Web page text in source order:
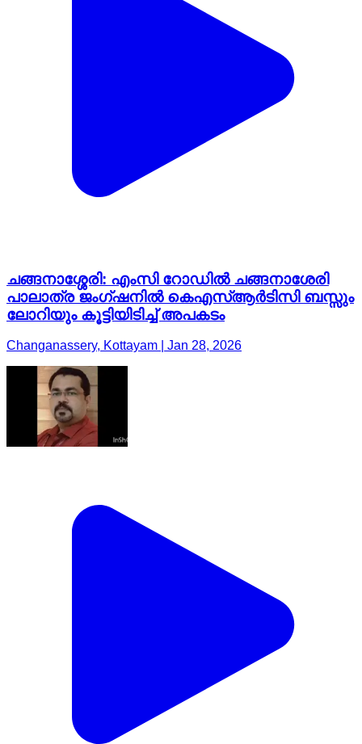
ചങ്ങനാശ്ശേരി: എംസി റോഡിൽ ചങ്ങനാശേരി
പാലാത്ര ജംഗ്ഷനിൽ കെഎസ്ആർടിസി ബസ്സും
ലോറിയും കൂട്ടിയിടിച്ച് അപകടം
Changanassery, Kottayam | Jan 28, 2026